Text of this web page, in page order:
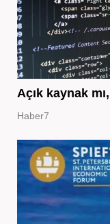
Açık kaynak
Haber7